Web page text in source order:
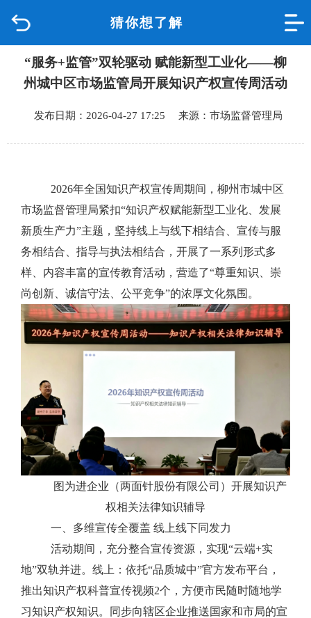
猜你想了解
品质城中
政府信息公开
互动回应
数据专题
“服务+监管”双轮驱动 赋能新型工业化——柳
州城中区市场监管局开展知识产权宣传周活动
发布日期：2026-04-27 17:25 来源：市场监督管理局
2026年全国知识产权宣传周期间，柳州市城中区
市场监督管理局紧扣“知识产权赋能新型工业化、发展
新质生产力”主题，坚持线上与线下相结合、宣传与服
务相结合、指导与执法相结合，开展了一系列形式多
样、内容丰富的宣传教育活动，营造了“尊重知识、崇
尚创新、诚信守法、公平竞争”的浓厚文化氛围。
图为进企业（两面针股份有限公司）开展知识产
权相关法律知识辅导
一、多维宣传全覆盖 线上线下同发力
活动期间，充分整合宣传资源，实现“云端+实
地”双轨并进。线上：依托“品质城中”官方发布平台，
推出知识产权科普宣传视频2个，方便市民随时随地学
习知识产权知识。同步向辖区企业推送国家和市局的宣